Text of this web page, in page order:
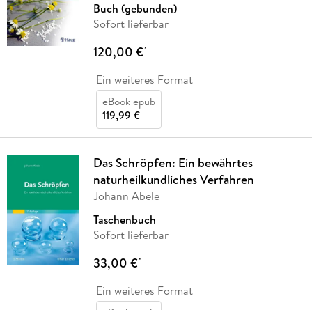
Buch (gebunden)
Sofort lieferbar
120,00 €*
Ein weiteres Format
eBook epub
119,99 €
Das Schröpfen: Ein bewährtes
naturheilkundliches Verfahren
Johann Abele
Taschenbuch
Sofort lieferbar
33,00 €*
Ein weiteres Format